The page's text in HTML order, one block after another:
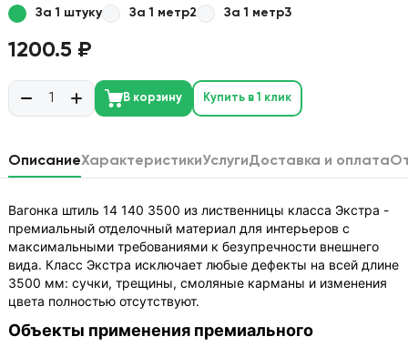
За 1 штуку За 1 метр2 За 1 метр3
1200.5 ₽
В корзину Купить в 1 клик
ОписаниеХарактеристикиУслугиДоставка и оплата
Вагонка штиль 14 140 3500 из лиственницы класса Экстра -
премиальный отделочный материал для интерьеров с
максимальными требованиями к безупречности внешнего
вида. Класс Экстра исключает любые дефекты на всей длине
3500 мм: сучки, трещины, смоляные карманы и изменения
цвета полностью отсутствуют.
Объекты применения премиального